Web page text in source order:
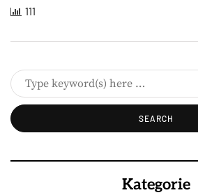
111
Kategorie